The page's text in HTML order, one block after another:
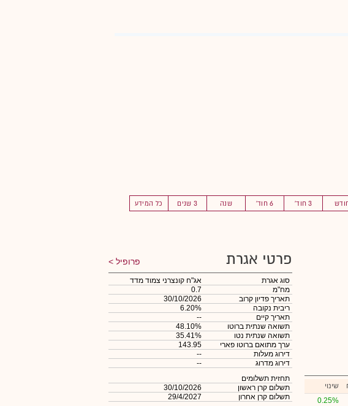
3 חוד' 6 חוד' שנה 3 שנים כל המידע
שינוי
0.25%
פרטי אגרת פרופיל
סוג אגרת
אג"ח קונצרני צמוד מדד
מח"מ
0.7
תאריך פדיון קרוב
30/10/2026
ריבית נקובה
6.20%
תאריך קיים
--
תשואה שנתית ברוטו
48.10%
תשואה שנתית נטו
35.41%
ערך מתואם ברוטו פארי
143.95
דירוג מעלות
--
דירוג מדרוג
--
תחזית תשלומים
תשלום קרן ראשון
30/10/2026
תשלום קרן אחרון
29/4/2027